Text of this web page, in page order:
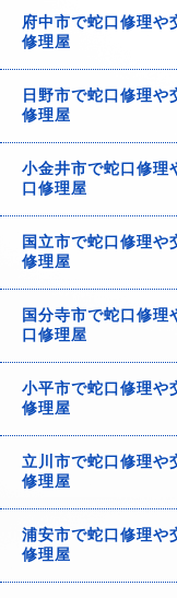
府中市で蛇口修理
修理屋
日野市で蛇口修理
修理屋
小金井市で蛇口修理
口修理屋
国立市で蛇口修理
修理屋
国分寺市で蛇口修
口修理屋
小平市で蛇口修理や
修理屋
立川市で蛇口修理や
修理屋
浦安市で蛇口修理や
修理屋